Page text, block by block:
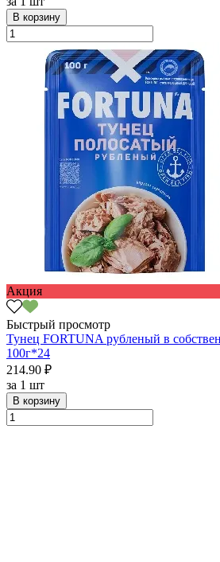
В корзину
Акция
Быстрый просмотр
Тунец FORTUNA рубленый в
100г*24
214.90 ₽
за 1 шт
В корзину